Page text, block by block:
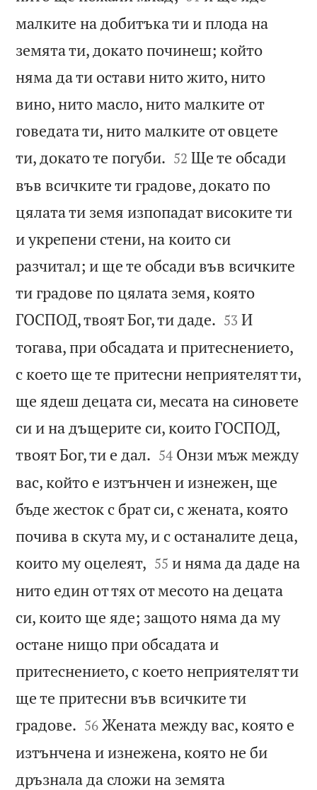
малките на добитъка ти и плода на
земята ти, докато починеш; който
няма да ти остави нито жито, нито
вино, нито масло, нито малките от
говедата ти, нито малките от овцете
ти, докато те погуби. 

52 Ще те обсади
във всичките ти градове, докато по
цялата ти земя изпопадат високите ти
и укрепени стени, на които си
разчитал; и ще те обсади във всичките
ти градове по цялата земя, която
ГОСПОД, твоят Бог, ти даде. 

53 И
тогава, при обсадата и притеснението,
с което ще те притесни неприятелят ти,
ще ядеш децата си, месата на синовете
си и на дъщерите си, които ГОСПОД,
твоят Бог, ти е дал. 

54 Онзи мъж между
вас, който е изтънчен и изнежен, ще
бъде жесток с брат си, с жената, която
почива в скута му, и с останалите деца,
които му оцелеят, 

55 и няма да даде на
нито един от тях от месото на децата
си, които ще яде; защото няма да му
остане нищо при обсадата и
притеснението, с което неприятелят ти
ще те притесни във всичките ти
градове. 

56 Жената между вас, която е
изтънчена и изнежена, която не би
дръзнала да сложи на земята